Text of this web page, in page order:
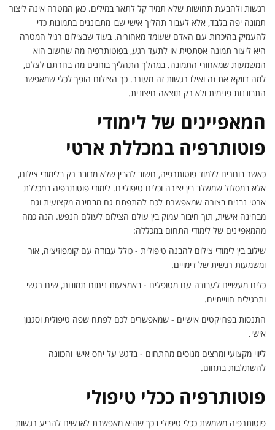
רגשות ולהבעת תחושות שלא תמיד קל לתאר במילים. כאן המטרה אינה ליצור
תמונה יפה בלבד, אלא לעבור תהליך אישי שבו מתבוננים בתמונות כדי
להעמיק בהיכרות עם האדם שעומד מאחוריה. בעוד שבצילום רגיל המטרה
היא ליצור תמונה אסתטית או לתעד רגע, בפוטותרפיה מה שחשוב הוא
המשמעות שמאחורי התמונה. במהלך התהליך בוחנים מה בחרתם לצלם,
למה דווקא את זה ואילו רגשות זה מעורר. כך הצילום הופך לכלי שמאפשר
התבוננות פנימית ולא רק תוצאה חיצונית.
המאפיינים של לימודי
פוטותרפיה במכללת ארטי
כאשר בוחרים ללמוד פוטותרפיה, חשוב להבין שלא מדובר רק בלימודי צילום,
אלא במסלול שמשלב בין יצירה וכלים טיפוליים. לימודי פוטותרפיה במכללת
ארטי נבנים בצורה שמאפשרת לכם להתפתח גם מבחינה מקצועית וגם
מבחינה אישית, תוך חיבור עמוק בין עולם הצילום לעולם הנפש. הנה כמה
מהמאפיינים של לימודי התחום במכללה:
שילוב בין לימודי צילום להבנה טיפולית - כולל עבודה עם קומפוזיציה, אור
ומשמעות רגשית של דימויים.
כלים מעשיים לעבודה עם מטופלים - באמצעות ניתוח תמונות, שיח רגשי
ותרגילים חווייתיים.
התנסות בפרויקטים אישיים - שמאפשרים לכם לפתח שפה טיפולית וסגנון
אישי.
ליווי מקצועי ומרצים מנוסים מהתחום - בדגש על יחס אישי והכוונה
להשתלבות בתחום.
פוטותרפיה ככלי טיפולי
פוטותרפיה משמשת ככלי טיפולי בכך שהיא מאפשרת לאנשים להביע רגשות